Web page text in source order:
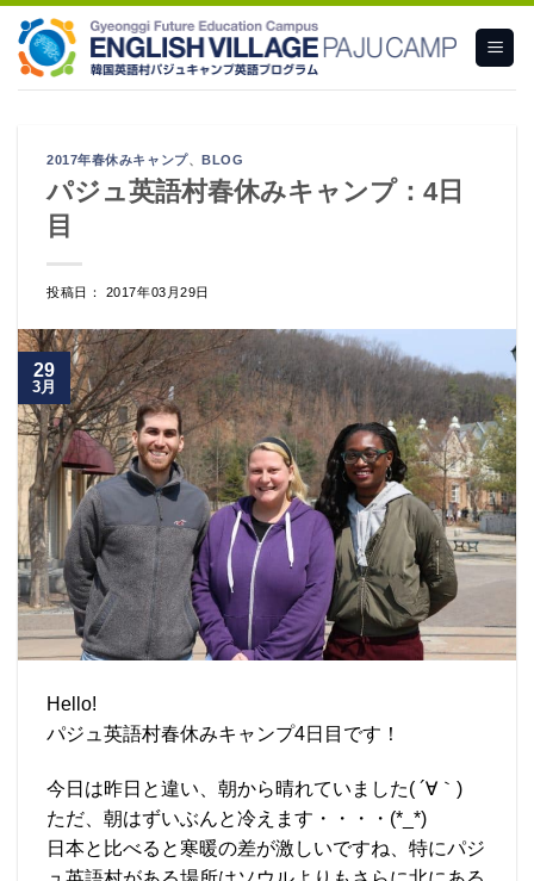
content
2017年春休みキャンプ、BLOG
パジュ英語村春休みキャンプ：4日
目
投稿日： 2017年03月29日
29
3月
Hello!
パジュ英語村春休みキャンプ4日目です！
今日は昨日と違い、朝から晴れていました( ´∀｀)
ただ、朝はずいぶんと冷えます・・・・(*_*)
日本と比べると寒暖の差が激しいですね、特にパジ